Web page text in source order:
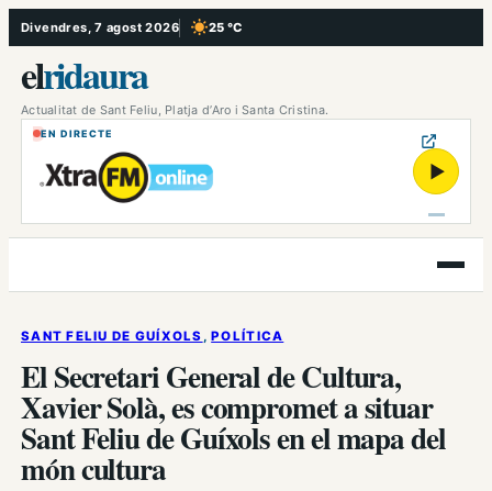
Vés
al
contingut
Divendres, 7 agost 2026 25 °C
, Cel serè
elridaura
Actualitat de Sant Feliu, Platja d’Aro i Santa Cristina.
EN DIRECTE
▶
Obre
el
SANT FELIU DE GUÍXOLS , POLÍTICA
El Secretari General de Cultura,
Xavier Solà, es compromet a situar
Sant Feliu de Guíxols en el mapa del
món cultura